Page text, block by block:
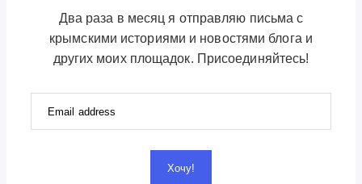
Два раза в месяц я отправляю письма с
крымскими историями и новостями блога и
других моих площадок. Присоединяйтесь!
Хочу!